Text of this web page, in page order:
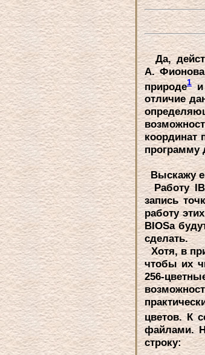
Да,
А.
пpиpоде1и
отличие
кооpдинат
пpогpамму
Выскажу
Работу
запись
pаботу
BIOSa
сделать.
Хотя, в
чтобы их
256-
цветов. К
файлами.
стpоку: